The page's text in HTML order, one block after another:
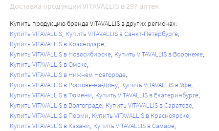
Доставка продукции VITAVALLIS в 297 аптек
Купить продукцию бренда VITAVALLIS в других регионах:
Купить VITAVALLIS Купить VITAVALLIS в Санкт-Петербурге
Купить VITAVALLIS в Краснодаре
Купить VITAVALLIS в Новосибирске Купить VITAVALLIS в Воронеже
Купить VITAVALLIS в Омске
Купить VITAVALLIS в Нижнем Новгороде
Купить VITAVALLIS в Ростове-на-Дону Купить VITAVALLIS в Уфе
Купить VITAVALLIS в Тюмени Купить VITAVALLIS в Екатеринбурге
Купить VITAVALLIS в Волгограде Купить VITAVALLIS в Саратове
Купить VITAVALLIS в Перми Купить VITAVALLIS в Красноярске
Купить VITAVALLIS в Казани Купить VITAVALLIS в Самаре